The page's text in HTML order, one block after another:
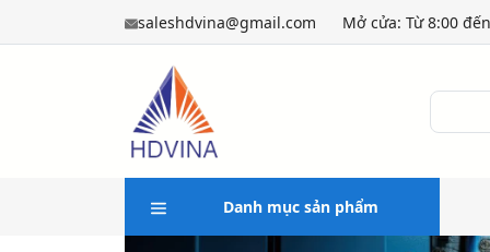
saleshdvina@gmail.com Mở cửa: Từ 8:00
Danh mục sản phẩm